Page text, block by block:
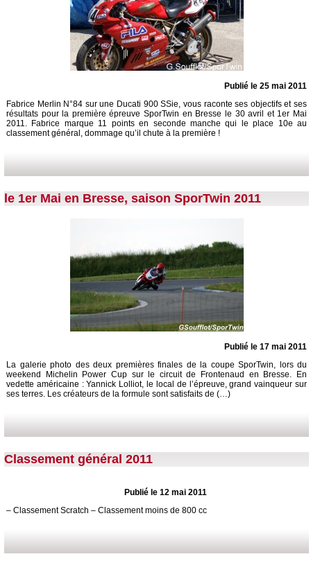
Publié le 25 mai 2011
Fabrice Merlin N°84 sur une Ducati 900 SSie, vous raconte ses objectifs et ses
résultats pour la première épreuve SporTwin en Bresse le 30 avril et 1er Mai
2011. Fabrice marque 11 points en seconde manche qui le place 10e au
classement général, dommage qu’il chute à la première !
le 1er Mai en Bresse, saison SporTwin 2011
Publié le 17 mai 2011
La galerie photo des deux premières finales de la coupe SporTwin, lors du
weekend Michelin Power Cup sur le circuit de Frontenaud en Bresse. En
vedette américaine : Yannick Lolliot, le local de l’épreuve, grand vainqueur sur
ses terres. Les créateurs de la formule sont satisfaits de (…)
Classement général 2011
Publié le 12 mai 2011
– Classement Scratch – Classement moins de 800 cc